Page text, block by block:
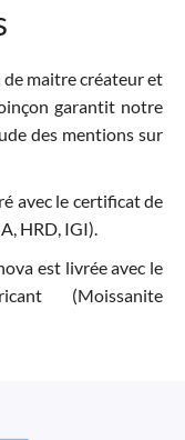
maitre créateur et
garantit notre
des mentions sur
avec le certificat de
HRD, IGI).
est livrée avec le
(Moissanite